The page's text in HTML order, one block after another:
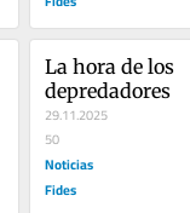
La hora de los
depredadores
29.11.2025
50
Noticias
Fides